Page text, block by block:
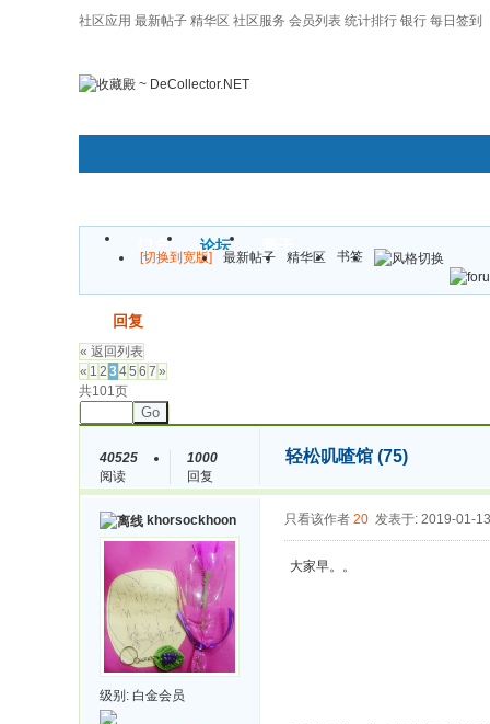
社区应用 最新帖子 精华区 社区服务 会员列表 统计排行 银行 每日签到
门户 论坛
[切换到宽版] 最新帖子 精华区
书签
回复
« 返回列表
« 1 2 345 6 7 »
共101页
Go
40525
阅读
1000
回复
轻松叽喳馆 (75)
khorsockhoon
级别: 白金会员
只看该作者 20 发表于: 2019-01-13
大家早。。